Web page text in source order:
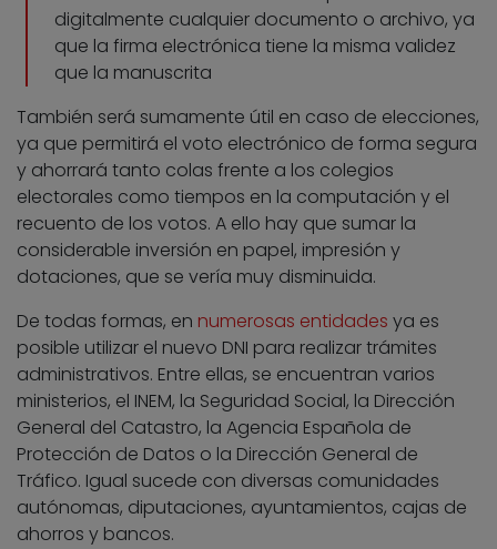
digitalmente cualquier documento o archivo, ya
que la firma electrónica tiene la misma validez
que la manuscrita
También será sumamente útil en caso de elecciones,
ya que permitirá el voto electrónico de forma segura
y ahorrará tanto colas frente a los colegios
electorales como tiempos en la computación y el
recuento de los votos. A ello hay que sumar la
considerable inversión en papel, impresión y
dotaciones, que se vería muy disminuida.
De todas formas, en numerosas entidades ya es
posible utilizar el nuevo DNI para realizar trámites
administrativos. Entre ellas, se encuentran varios
ministerios, el INEM, la Seguridad Social, la Dirección
General del Catastro, la Agencia Española de
Protección de Datos o la Dirección General de
Tráfico. Igual sucede con diversas comunidades
autónomas, diputaciones, ayuntamientos, cajas de
ahorros y bancos.